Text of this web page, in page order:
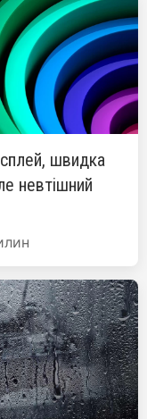
швидка
невтішний